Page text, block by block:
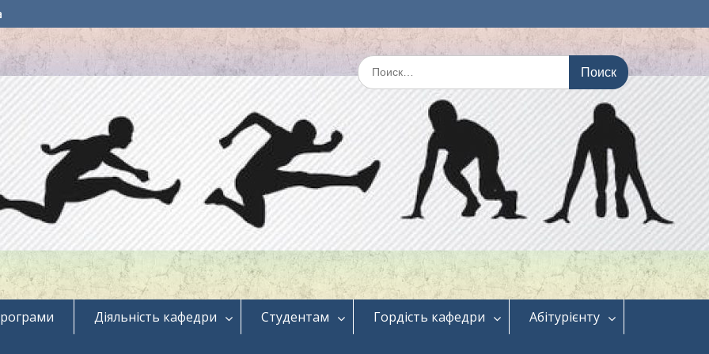
Искать:
Діяльність кафедри Студентам Гордість кафедри
Абітурієнту